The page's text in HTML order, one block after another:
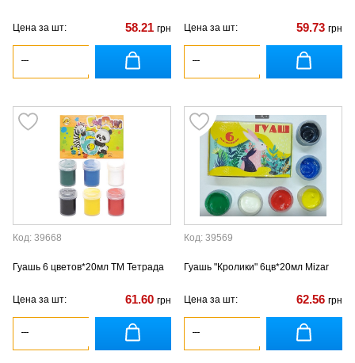
Цена за шт: 58.21 грн Цена за шт: 59.73 грн
Код: 39668
Гуашь 6 цветов*20мл ТМ Тетрада
Цена за шт: 61.60 грн
Код: 39569
Гуашь "Кролики" 6цв*20мл Mizar
Цена за шт: 62.56 грн